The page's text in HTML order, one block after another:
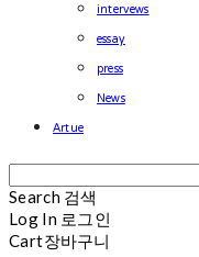
intervews
essay
press
News
Artue
Search 검색
Log In 로그인
Cart장바구니